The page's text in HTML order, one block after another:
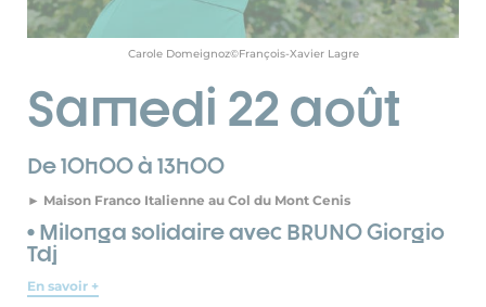
Carole Domeignoz©François-Xavier Lagre
Samedi 22 août
De 10h00 à 13h00
► Maison Franco Italienne au Col du Mont Cenis
• Milonga solidaire avec BRUNO Giorgio
Tdj
En savoir +